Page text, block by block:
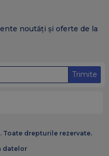
noutăți și oferte de la
Trimite
Toate drepturile rezervate.
datelor